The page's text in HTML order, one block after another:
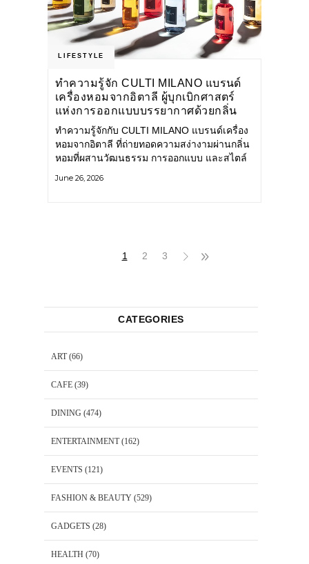
LIFESTYLE
ทำความรู้จัก CULTI MILANO แบรนด์
เครื่องหอมจากอิตาลี ผู้บุกเบิกศาสตร์
แห่งการออกแบบบรรยากาศด้วยกลิ่น
หอม ผสานสไตล์อันโดดเด่นอย่างลงตัว
ทำความรู้จักกับ CULTI MILANO แบรนด์เครื่อง
หอมจากอิตาลี ที่ถ่ายทอดความสง่างามผ่านกลิ่น
หอมที่ผสานวัฒนธรรม การออกแบบ และสไตล์
แบรนด์เครื่องหอมระดับลักชัวรีดีไซน์เอกลักษณ์
June 26, 2026
1 2 3
CATEGORIES
ART(66)
CAFE (39)
DINING (474)
ENTERTAINMENT(162)
EVENTS (121)
FASHION & BEAUTY (529)
GADGETS (28)
HEALTH (70)